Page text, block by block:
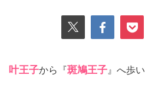
叶王子から『斑鳩王子』へ歩